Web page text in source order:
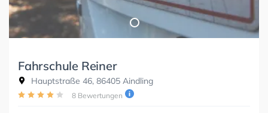
Fahrschule Reiner
Hauptstraße 46, 86405 Aindling
8 Bewertungen